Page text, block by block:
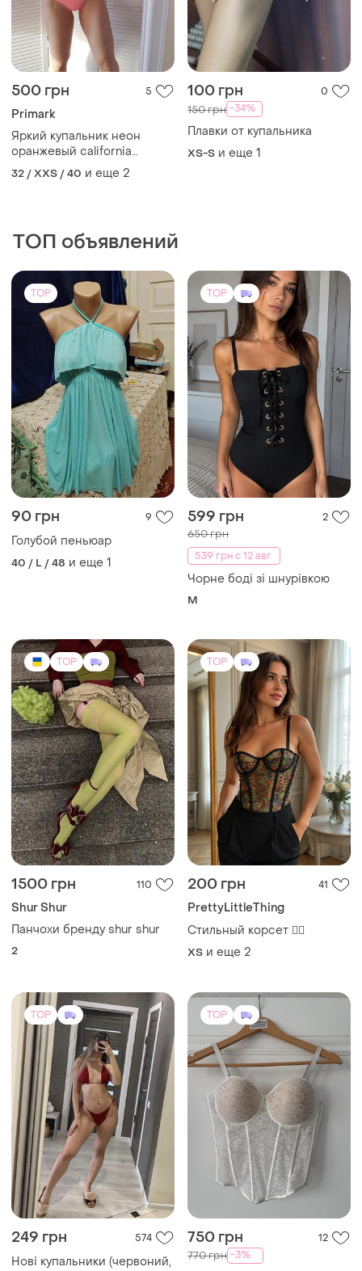
500 грн 5
Primark
Яркий купальник неон
оранжевый california
paradise
32 / XXS / 40 и еще 2
100 грн 0
150 грн -34%
Плавки от купальника
XS-S и еще 1
ТОП объявлений
TOP
90 грн 9
Голубой пеньюар
40 / L / 48 и еще 1
TOP
599 грн 2
650 грн
539 грн с 12 авг.
Чорне боді зі шнурівкою
M
TOP
1500 грн 110
Shur Shur
Панчохи бренду shur shur
2
TOP
200 грн 41
PrettyLittleThing
Стильный корсет ❤️‍🔥
ХS и еще 2
TOP
249 грн 574
Нові купальники (червоний,
TOP
750 грн 12
770 грн -3%